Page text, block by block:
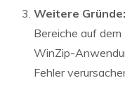
Weitere Gründe:
Bereiche auf
WinZip-
Fehler